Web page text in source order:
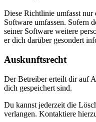
Diese Richtlinie umfasst
Software umfassen. Sofern
seiner Software weitere
er dich darüber gesondert
Auskunftsrecht
Der Betreiber erteilt dir auf
dich gespeichert sind.
Du kannst jederzeit die
verlangen. Kontaktiere